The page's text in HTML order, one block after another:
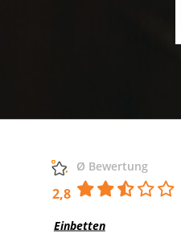
Ø Bewertung
2,8
Einbetten